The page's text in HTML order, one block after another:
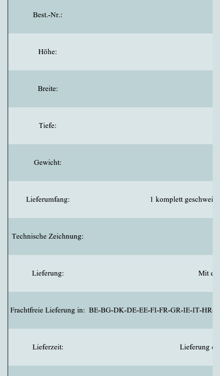
Best.-Nr.:
Höhe:
Breite:
Tiefe:
Gewicht:
Lieferumfang:
Technische Zeichnung:
Lieferung:
Frachtfreie Lieferung in:
Lieferzeit:
1 komplett
Mit
BE-BG-DK-DE-EE-FI-FR-GR-IE-IT-HR-
Lieferung